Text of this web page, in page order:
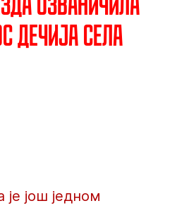
Дечија села
још једном